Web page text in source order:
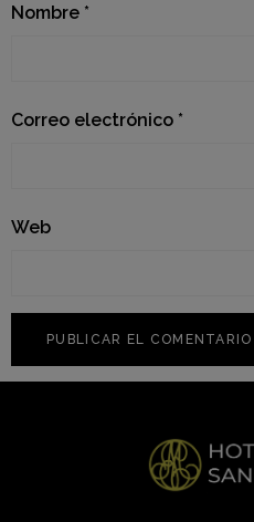
Nombre *
Correo electrónico *
Web